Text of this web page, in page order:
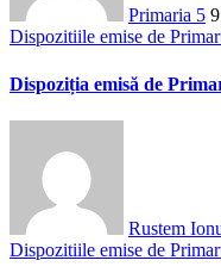
Primaria 5
Dispozitiile emise de
Dispoziția emisă de
Rustem
Dispozitiile emise de